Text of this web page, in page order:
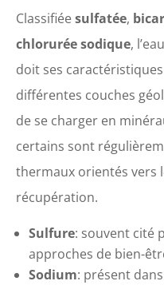
Classifiéesulfatée,
chlorurée sodique,
doit ses
différentes couches
de se charger en
certains sont
thermaux orientés vers
récupération.
Sulfure: souvent cité
approches de bien-
Sodium: présent